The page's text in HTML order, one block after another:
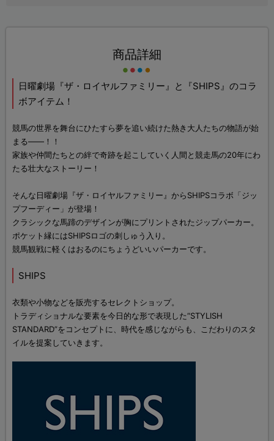
商品詳細
日曜劇場『ザ・ロイヤルファミリー』と『SHIPS』のコラ
ボアイテム！
競馬の世界を舞台にひたすら夢を追い続けた熱き大人たちの物語が始
まる――！！
家族や仲間たちとの絆で奇跡を起こしていく人間と競走馬の20年にわ
たる壮大なストーリー！
そんな日曜劇場『ザ・ロイヤルファミリー』からSHIPSコラボ「ジッ
プフーディー」が登場！
クラシックな馬蹄のデザインが胸にプリントされたジップパーカー。
ポケット縁にはSHIPSロゴの刺しゅう入り。
競馬観戦に軽くはおるのにちょうどいいパーカーです。
SHIPS
衣類や小物などを販売するセレクトショップ。
トラディショナルな要素を今日的な形で表現した“STYLISH
STANDARD”をコンセプトに、時代を感じながらも、こだわりのスタ
イルを提案していきます。